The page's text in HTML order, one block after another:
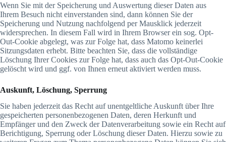
Wenn Sie mit der Speicherung und Auswertung dieser Daten aus
Ihrem Besuch nicht einverstanden sind, dann können Sie der
Speicherung und Nutzung nachfolgend per Mausklick jederzeit
widersprechen. In diesem Fall wird in Ihrem Browser ein sog. Opt-
Out-Cookie abgelegt, was zur Folge hat, dass Matomo keinerlei
Sitzungsdaten erhebt. Bitte beachten Sie, dass die vollständige
Löschung Ihrer Cookies zur Folge hat, dass auch das Opt-Out-Cookie
gelöscht wird und ggf. von Ihnen erneut aktiviert werden muss.
Auskunft, Löschung, Sperrung
Sie haben jederzeit das Recht auf unentgeltliche Auskunft über Ihre
gespeicherten personenbezogenen Daten, deren Herkunft und
Empfänger und den Zweck der Datenverarbeitung sowie ein Recht auf
Berichtigung, Sperrung oder Löschung dieser Daten. Hierzu sowie zu